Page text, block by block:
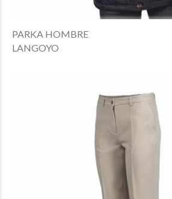
PARKA HOMBRE
LANGOYO